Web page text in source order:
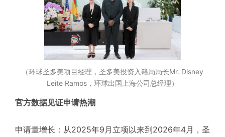
（环球圣多美项目经理，圣多美投资入籍局局长Mr. Disney
Leite Ramos ，环球出国上海公司总经理）
官方数据见证申请热潮
申请量增长：从2025年9月立项以来到2026年4月，圣